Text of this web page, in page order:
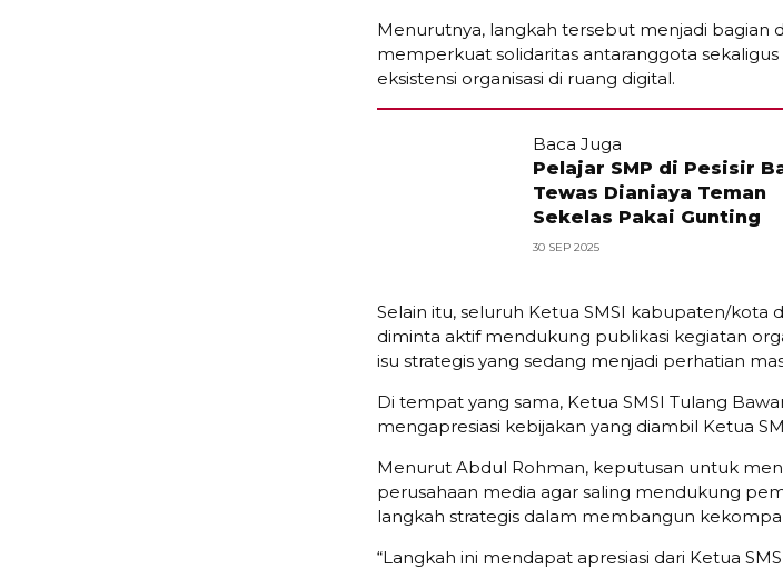
Menurutnya, langkah tersebut menjadi bagian
memperkuat solidaritas antaranggota
eksistensi organisasi di ruang digital.
Baca Juga
Pelajar SMP di Pesisir
Tewas Dianiaya Teman
Sekelas Pakai Gunting
30 SEP 2025
Selain itu, seluruh Ketua SMSI kabupaten/kota
diminta aktif mendukung publikasi kegiatan
isu strategis yang sedang menjadi perhatian
Di tempat yang sama, Ketua SMSI Tulang
mengapresiasi kebijakan yang diambil Ketua
Menurut Abdul Rohman, keputusan untuk
perusahaan media agar saling mendukung
langkah strategis dalam membangun
“Langkah ini mendapat apresiasi dari Ketua